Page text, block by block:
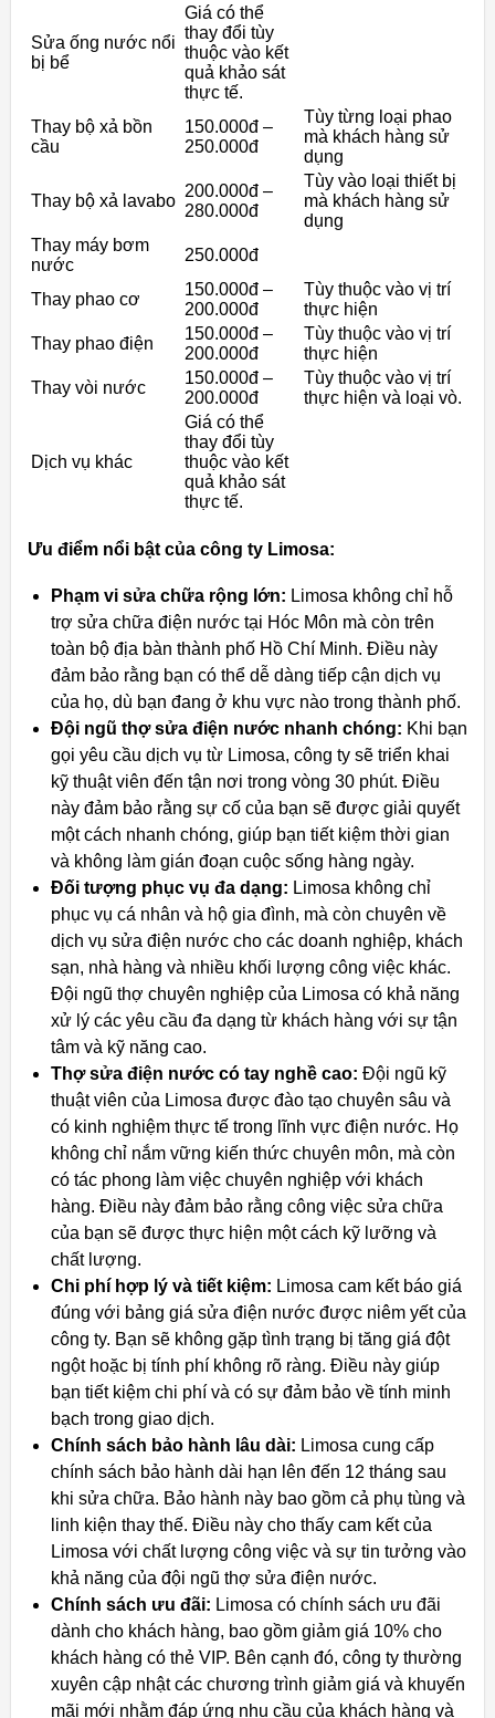
Sửa ống nước nổi
bị bể
Giá có thể
thay đổi tùy
thuộc vào kết
quả khảo sát
thực tế.
Thay bộ xả bồn
cầu
150.000đ –
250.000đ
Tùy từng loại phao
mà khách hàng sử
dụng
Thay bộ xả lavabo
200.000đ –
280.000đ
Tùy vào loại thiết bị
mà khách hàng sử
dụng
Thay máy bơm
nước
250.000đ
Thay phao cơ
150.000đ –
200.000đ
Tùy thuộc vào vị trí
thực hiện
Thay phao điện
150.000đ –
200.000đ
Tùy thuộc vào vị trí
thực hiện
Thay vòi nước
150.000đ –
200.000đ
Tùy thuộc vào vị trí
thực hiện và loại vò.
Dịch vụ khác
Giá có thể
thay đổi tùy
thuộc vào kết
quả khảo sát
thực tế.
Ưu điểm nổi bật của công ty Limosa:
Phạm vi sửa chữa rộng lớn: Limosa không chỉ hỗ
trợ sửa chữa điện nước tại Hóc Môn mà còn trên
toàn bộ địa bàn thành phố Hồ Chí Minh. Điều này
đảm bảo rằng bạn có thể dễ dàng tiếp cận dịch vụ
của họ, dù bạn đang ở khu vực nào trong thành phố.
Đội ngũ thợ sửa điện nước nhanh chóng: Khi bạn
gọi yêu cầu dịch vụ từ Limosa, công ty sẽ triển khai
kỹ thuật viên đến tận nơi trong vòng 30 phút. Điều
này đảm bảo rằng sự cố của bạn sẽ được giải quyết
một cách nhanh chóng, giúp bạn tiết kiệm thời gian
và không làm gián đoạn cuộc sống hàng ngày.
Đối tượng phục vụ đa dạng: Limosa không chỉ
phục vụ cá nhân và hộ gia đình, mà còn chuyên về
dịch vụ sửa điện nước cho các doanh nghiệp, khách
sạn, nhà hàng và nhiều khối lượng công việc khác.
Đội ngũ thợ chuyên nghiệp của Limosa có khả năng
xử lý các yêu cầu đa dạng từ khách hàng với sự tận
tâm và kỹ năng cao.
Thợ sửa điện nước có tay nghề cao: Đội ngũ kỹ
thuật viên của Limosa được đào tạo chuyên sâu và
có kinh nghiệm thực tế trong lĩnh vực điện nước. Họ
không chỉ nắm vững kiến thức chuyên môn, mà còn
có tác phong làm việc chuyên nghiệp với khách
hàng. Điều này đảm bảo rằng công việc sửa chữa
của bạn sẽ được thực hiện một cách kỹ lưỡng và
chất lượng.
Chi phí hợp lý và tiết kiệm: Limosa cam kết báo giá
đúng với bảng giá sửa điện nước được niêm yết của
công ty. Bạn sẽ không gặp tình trạng bị tăng giá đột
ngột hoặc bị tính phí không rõ ràng. Điều này giúp
bạn tiết kiệm chi phí và có sự đảm bảo về tính minh
bạch trong giao dịch.
Chính sách bảo hành lâu dài: Limosa cung cấp
chính sách bảo hành dài hạn lên đến 12 tháng sau
khi sửa chữa. Bảo hành này bao gồm cả phụ tùng và
linh kiện thay thế. Điều này cho thấy cam kết của
Limosa với chất lượng công việc và sự tin tưởng vào
khả năng của đội ngũ thợ sửa điện nước.
Chính sách ưu đãi: Limosa có chính sách ưu đãi
dành cho khách hàng, bao gồm giảm giá 10% cho
khách hàng có thẻ VIP. Bên cạnh đó, công ty thường
xuyên cập nhật các chương trình giảm giá và khuyến
mãi mới nhằm đáp ứng nhu cầu của khách hàng và